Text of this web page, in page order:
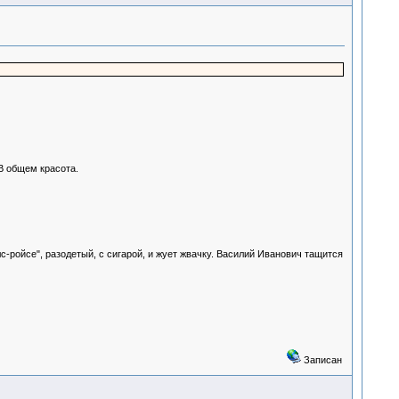
общем красота.
разодетый, с сигарой, и жует жвачку. Василий Иванович тащится
Записан